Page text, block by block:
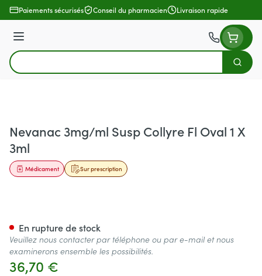
Aller au contenu
Paiements sécurisés Conseil du pharmacien Livraison rapide
Menu
Rechercher
Nevanac 3mg/ml Susp Collyre Fl Oval 1 X
3ml
Sur prescription
Médicament
36,70 €
En rupture de stock
Veuillez nous contacter par téléphone ou par e-mail et nous
examinerons ensemble les possibilités.